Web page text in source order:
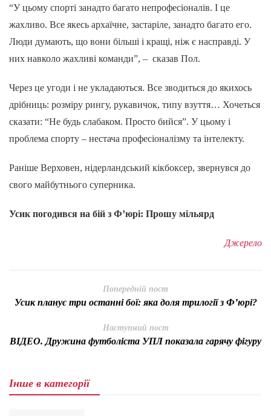
“У цьому спорті занадто багато непрофесіоналів. І це
жахливо. Все якесь архаїчне, застаріле, занадто багато его.
Люди думають, що вони більші і кращі, ніж є насправді. У
них навколо жахливі команди”, – сказав Пол.
Через це угоди і не укладаються. Все зводиться до якихось
дрібниць: розміру рингу, рукавичок, типу взуття… Хочеться
сказати: “Не будь слабаком. Просто бийся”. У цьому і
проблема спорту – нестача професіоналізму та інтелекту.
Раніше Верховен, нідерландський кікбоксер, звернувся до
свого майбутнього суперника.
Усик погодився на бій з Ф’юрі: Прошу мільярд
Джерело
Попередній пост
Усик планує три останні бої: яка доля трилогії з Ф’юрі?
Наступний пост
ВІДЕО. Дружина футболіста УПЛ показала гарячу фігуру
Інше в категорії